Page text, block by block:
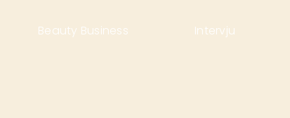
Beauty Business Intervju